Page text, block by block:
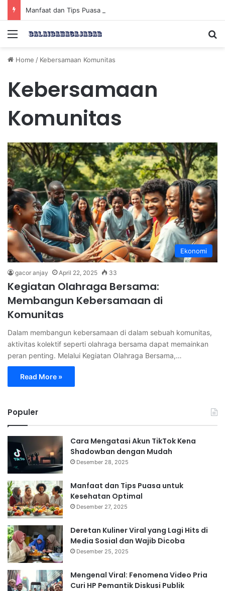
Manfaat dan Tips Puasa untuk Kesehatan Optimal
Menu
Home / Kebersamaan Komunitas
Kebersamaan
Komunitas
Ekonomi
gacor anjay April 22, 2025 33
Kegiatan Olahraga Bersama:
Membangun Kebersamaan di
Komunitas
Dalam membangun kebersamaan di dalam sebuah komunitas,
aktivitas kolektif seperti olahraga bersama dapat memainkan
peran penting. Melalui Kegiatan Olahraga Bersama,…
Read More »
Populer
Cara Mengatasi Akun TikTok Kena
Shadowban dengan Mudah
Desember 28, 2025
Manfaat dan Tips Puasa untuk
Kesehatan Optimal
Desember 27, 2025
Deretan Kuliner Viral yang Lagi Hits di
Media Sosial dan Wajib Dicoba
Desember 25, 2025
Mengenal Viral: Fenomena Video Pria
Curi HP Pemantik Diskusi Publik